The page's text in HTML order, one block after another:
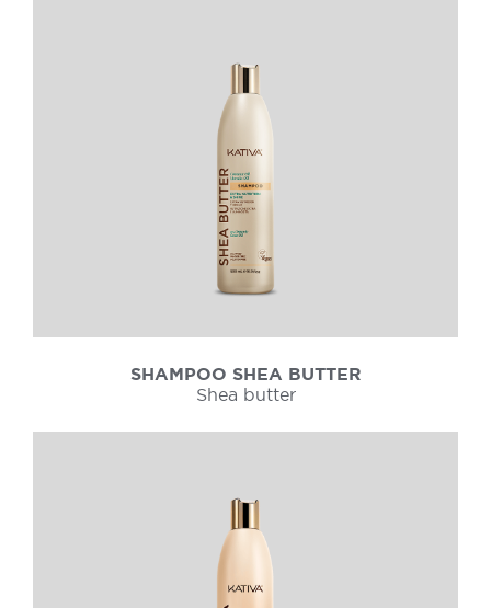
SHAMPOO SHEA BUTTER
Shea butter